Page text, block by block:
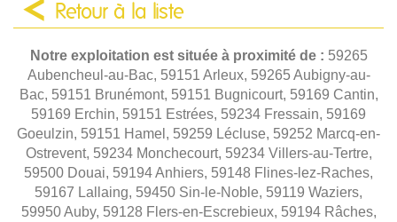
Retour à la liste
Notre exploitation est située à proximité de : 59265
Aubencheul-au-Bac, 59151 Arleux, 59265 Aubigny-au-
Bac, 59151 Brunémont, 59151 Bugnicourt, 59169 Cantin,
59169 Erchin, 59151 Estrées, 59234 Fressain, 59169
Goeulzin, 59151 Hamel, 59259 Lécluse, 59252 Marcq-en-
Ostrevent, 59234 Monchecourt, 59234 Villers-au-Tertre,
59500 Douai, 59194 Anhiers, 59148 Flines-lez-Raches,
59167 Lallaing, 59450 Sin-le-Noble, 59119 Waziers,
59950 Auby, 59128 Flers-en-Escrebieux, 59194 Râches,